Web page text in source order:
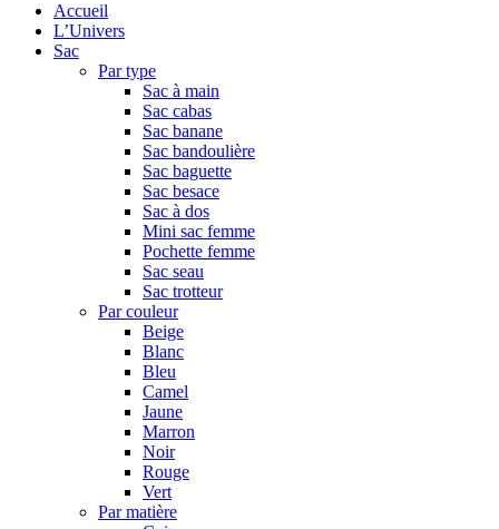
Accueil
L’Univers
Sac
Par type
Sac à main
Sac cabas
Sac banane
Sac bandoulière
Sac baguette
Sac besace
Sac à dos
Mini sac femme
Pochette femme
Sac seau
Sac trotteur
Par couleur
Beige
Blanc
Bleu
Camel
Jaune
Marron
Noir
Rouge
Vert
Par matière